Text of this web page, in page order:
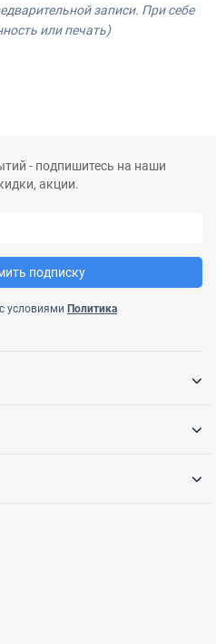
записи. При себе
или печать)
- подпишитесь на наши
акции.
подписку
условиями Политика